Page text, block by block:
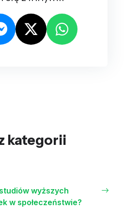
kategorii
wyższych
w społeczeństwie?